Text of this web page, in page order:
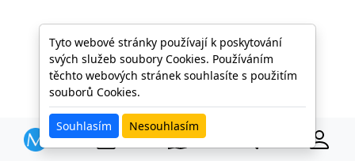
Tyto webové stránky používají k poskytování
svých služeb soubory Cookies. Používáním
těchto webových stránek souhlasíte s použitím
souborů Cookies.
Souhlasím Nesouhlasím